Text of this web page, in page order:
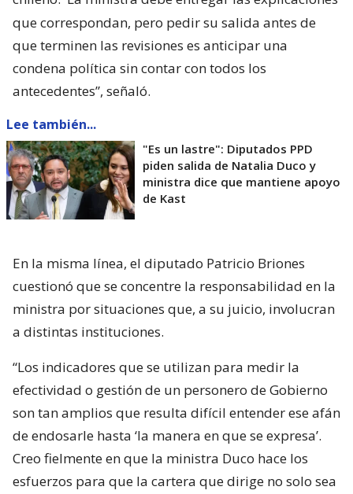
que correspondan, pero pedir su salida antes de
que terminen las revisiones es anticipar una
condena política sin contar con todos los
antecedentes”, señaló.
Lee también...
"Es un lastre": Diputados PPD
piden salida de Natalia Duco y
ministra dice que mantiene apoyo
de Kast
En la misma línea, el diputado Patricio Briones
cuestionó que se concentre la responsabilidad en la
ministra por situaciones que, a su juicio, involucran
a distintas instituciones.
“Los indicadores que se utilizan para medir la
efectividad o gestión de un personero de Gobierno
son tan amplios que resulta difícil entender ese afán
de endosarle hasta ‘la manera en que se expresa’.
Creo fielmente en que la ministra Duco hace los
esfuerzos para que la cartera que dirige no solo sea